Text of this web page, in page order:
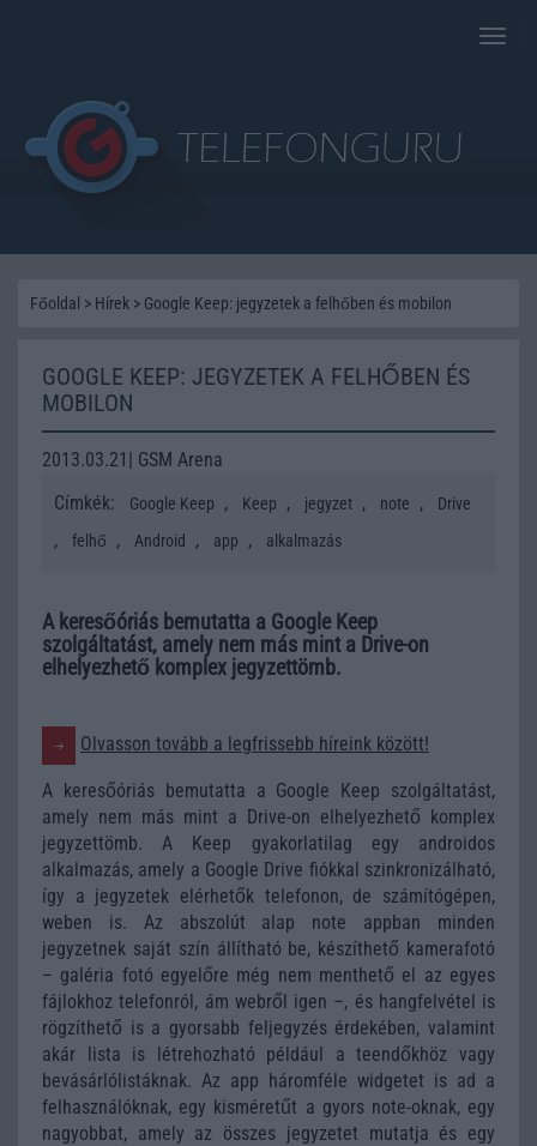
Toggle
Főoldal > Hírek > Google Keep: jegyzetek a felhőben és mobilon
GOOGLE KEEP: JEGYZETEK A FELHŐBEN ÉS
MOBILON
2013.03.21| GSM Arena
Címkék:
Google Keep , Keep , jegyzet , note , Drive
, felhő , Android , app , alkalmazás
A keresőóriás bemutatta a Google Keep
szolgáltatást, amely nem más mint a Drive-on
elhelyezhető komplex jegyzettömb.
Olvasson tovább a legfrissebb híreink között!
A keresőóriás bemutatta a Google Keep szolgáltatást,
amely nem más mint a Drive-on elhelyezhető komplex
jegyzettömb. A Keep gyakorlatilag egy androidos
alkalmazás, amely a Google Drive fiókkal szinkronizálható,
így a jegyzetek elérhetők telefonon, de számítógépen,
weben is. Az abszolút alap note appban minden
jegyzetnek saját szín állítható be, készíthető kamerafotó
– galéria fotó egyelőre még nem menthető el az egyes
fájlokhoz telefonról, ám webről igen –, és hangfelvétel is
rögzíthető is a gyorsabb feljegyzés érdekében, valamint
akár lista is létrehozható például a teendőkhöz vagy
bevásárlólistáknak. Az app háromféle widgetet is ad a
felhasználóknak, egy kisméretűt a gyors note-oknak, egy
nagyobbat, amely az összes jegyzetet mutatja és egy